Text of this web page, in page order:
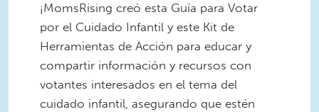
¡MomsRising creó esta Guía para Votar
por el Cuidado Infantil y este Kit de
Herramientas de Acción para educar y
compartir información y recursos con
votantes interesados en el tema del
cuidado infantil, asegurando que estén